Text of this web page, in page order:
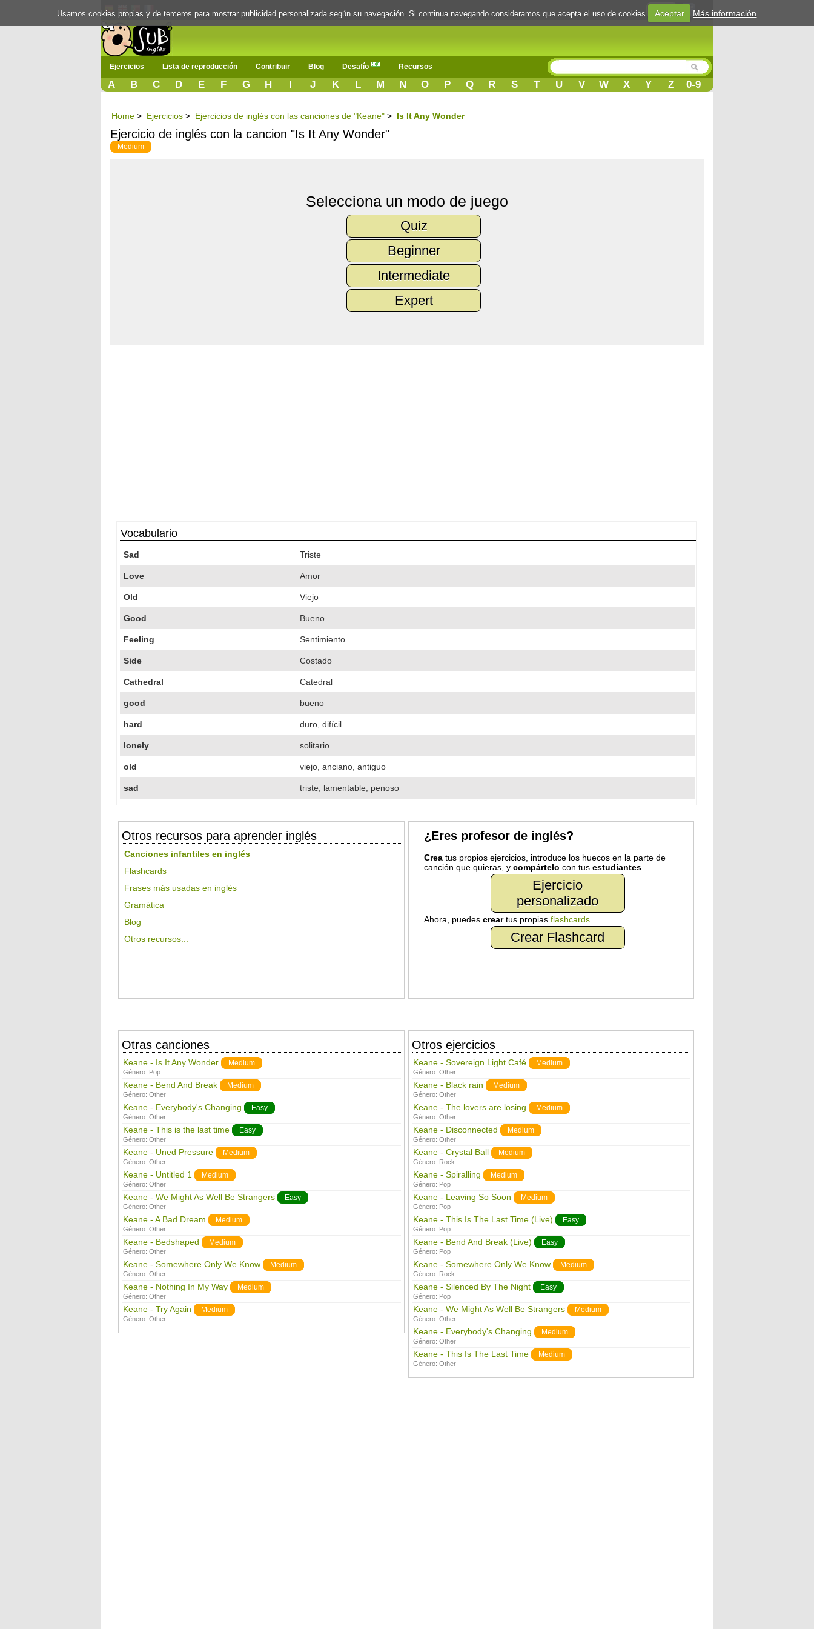
Login
Ejercicios Lista de reproducción Contribuir Blog Desafío Recursos
A B C D E F G H I J K L M N O P Q R S T U V W X Y Z 0-9
Home > Ejercicios > Ejercicios de inglés con las canciones de "Keane" > Is It Any Wonder
Ejercicio de inglés con la cancion "Is It Any Wonder"
Medium
Selecciona un modo de juego
Quiz
Beginner
Intermediate
Expert
Vocabulario
Sad Triste
Love Amor
Old Viejo
Good Bueno
Feeling Sentimiento
Side Costado
Cathedral Catedral
good bueno
hard duro, difícil
lonely solitario
old viejo, anciano, antiguo
sad triste, lamentable, penoso
Otros recursos para aprender inglés
Canciones infantiles en inglés
Flashcards
Frases más usadas en inglés
Gramática
Blog
Otros recursos...
¿Eres profesor de inglés?
Creatus propios ejercicios, introduce los huecos en la parte de
canción que quieras, y compártelo con tus estudiantes
Ejercicio
personalizado
Ahora, puedes creartus propias flashcards
Crear Flashcard
Otras canciones
Keane - Is It Any Wonder Medium
Género: Pop
Keane - Bend And Break Medium
Género: Other
Keane - Everybody's Changing Easy
Género: Other
Keane - This is the last time Easy
Género: Other
Keane - Uned Pressure Medium
Género: Other
Keane - Untitled 1 Medium
Género: Other
Keane - We Might As Well Be Strangers Easy
Género: Other
Keane - A Bad Dream Medium
Género: Other
Keane - Bedshaped Medium
Género: Other
Keane - Somewhere Only We Know Medium
Género: Other
Keane - Nothing In My Way Medium
Género: Other
Keane - Try Again Medium
Género: Other
Otros ejercicios
Keane - Sovereign Light Café Medium
Género: Other
Keane - Black rain Medium
Género: Other
Keane - The lovers are losing Medium
Género: Other
Keane - Disconnected Medium
Género: Other
Keane - Crystal Ball Medium
Género: Rock
Keane - Spiralling Medium
Género: Pop
Keane - Leaving So Soon Medium
Género: Pop
Keane - This Is The Last Time (Live) Easy
Género: Pop
Keane - Bend And Break (Live) Easy
Género: Pop
Keane - Somewhere Only We Know Medium
Género: Rock
Keane - Silenced By The Night Easy
Género: Pop
Keane - We Might As Well Be Strangers Medium
Género: Other
Keane - Everybody's Changing Medium
Género: Other
Keane - This Is The Last Time Medium
Género: Other
Usamos cookies propias y de terceros para mostrar publicidad personalizada según su navegación. Si continua navegando consideramos que acepta el uso de cookies Aceptar Más información